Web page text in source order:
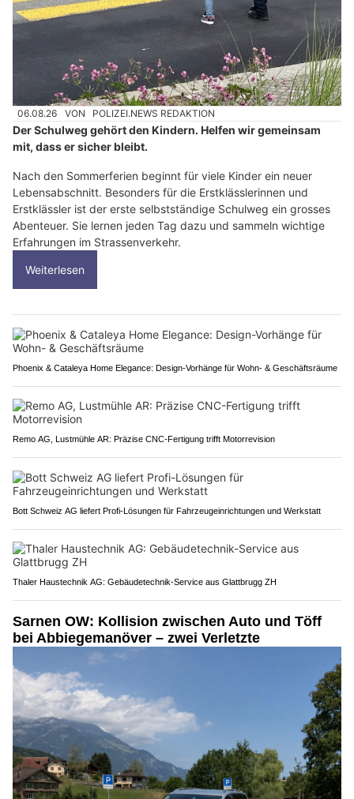
06.08.26 VON POLIZEI.NEWS REDAKTION
Der Schulweg gehört den Kindern. Helfen wir gemeinsam
mit, dass er sicher bleibt.
Nach den Sommerferien beginnt für viele Kinder ein neuer
Lebensabschnitt. Besonders für die Erstklässlerinnen und
Erstklässler ist der erste selbstständige Schulweg ein grosses
Abenteuer. Sie lernen jeden Tag dazu und sammeln wichtige
Erfahrungen im Strassenverkehr.
Weiterlesen
Phoenix & Cataleya Home Elegance: Design-Vorhänge für Wohn- & Geschäftsräume
Remo AG, Lustmühle AR: Präzise CNC-Fertigung trifft Motorrevision
Bott Schweiz AG liefert Profi-Lösungen für Fahrzeugeinrichtungen und Werkstatt
Thaler Haustechnik AG: Gebäudetechnik-Service aus Glattbrugg ZH
Sarnen OW: Kollision zwischen Auto und Töff
bei Abbiegemanöver – zwei Verletzte